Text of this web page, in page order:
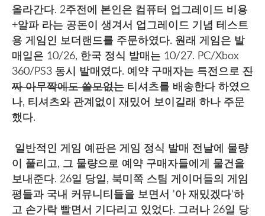
올라간다. 2주전에 본인은 컴퓨터 업그레이드 비용
+알파 라는 공돈이 생겨서 업그레이드 기념 테스트
용 게임인 보더랜드를 주문하였다. 원래 게임은 발
매일은 10/26, 한국 정식 발매는 10/27. PC/Xbox
360/PS3 동시 발매였다. 예약 구매자는 특전으로 진
짜 아무짝에도 쓸모없는 티셔츠를 배송한다 하였으
나, 티셔츠와 관계없이 재밌어 보이길래 하나 주문
했다.
일반적인 게임 예판은 게임 정식 발매 전날에 물량
이 풀리고, 그 물량으로 예약 구매자들에게 물건을
보내준다. 26일 당일, 북미쪽 스팀 게이머들의 게임
평들과 국내 커뮤니티들을 보면서 '아 재밌겠다'하
고 손가락 빨면서 기다리고 있었다. 그러나 26일 당